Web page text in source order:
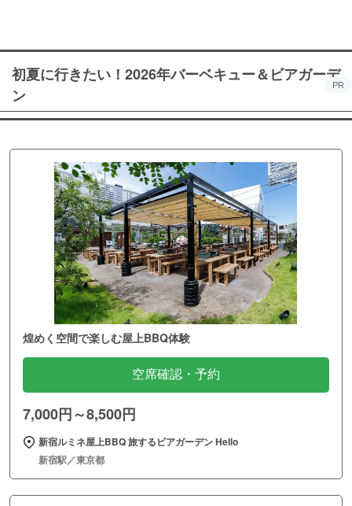
初夏に行きたい！2026年バーベキュー＆ビアガーデ
ン
PR
煌めく空間で楽しむ屋上BBQ体験
空席確認・予約
7,000円～8,500円
新宿ルミネ屋上BBQ 旅するビアガーデン Hello
新宿駅／東京都